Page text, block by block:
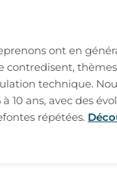
ont en
contredisent,
technique.
10 ans, avec des
répétées.